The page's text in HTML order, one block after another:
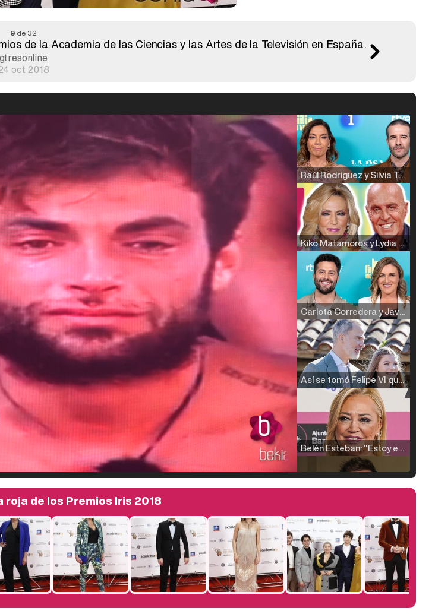
9 de 32
de la Academia de las Ciencias y las Artes de la Televisión en España.
gtresonline
oct 2018
Raúl Rodríguez y Silvia Taulés nos cuentan su papel en 'La familia de la tele'
Kiko Matamoros y Lydia Lozano: "Nuestro público es de todas las edades y RTVE tiene un público muy pegado a las novelas, al que tenemos que captar"
Carlota Corredera y Javier de Hoyos: "La tele tiene que representar al público también y aquí están todos los perfiles posibles&quo;
Así se tomó Felipe VI que la Infanta Sofía no quisiera recibir formación militar
Belén Esteban: "Estoy emocionada, muy contenta y muy feliz por llegar a RTVE"
Manu Baqueiro: "Tuve como referente a Bruce Willis en 'Luz de Luna' para mi trabajo en la serie 'Perdiendo el juicio'"
Magdalena de Suecia responde a las críticas y explica por qué le han permitido lanzar su propio negocio
roja de los Premios Iris 2018